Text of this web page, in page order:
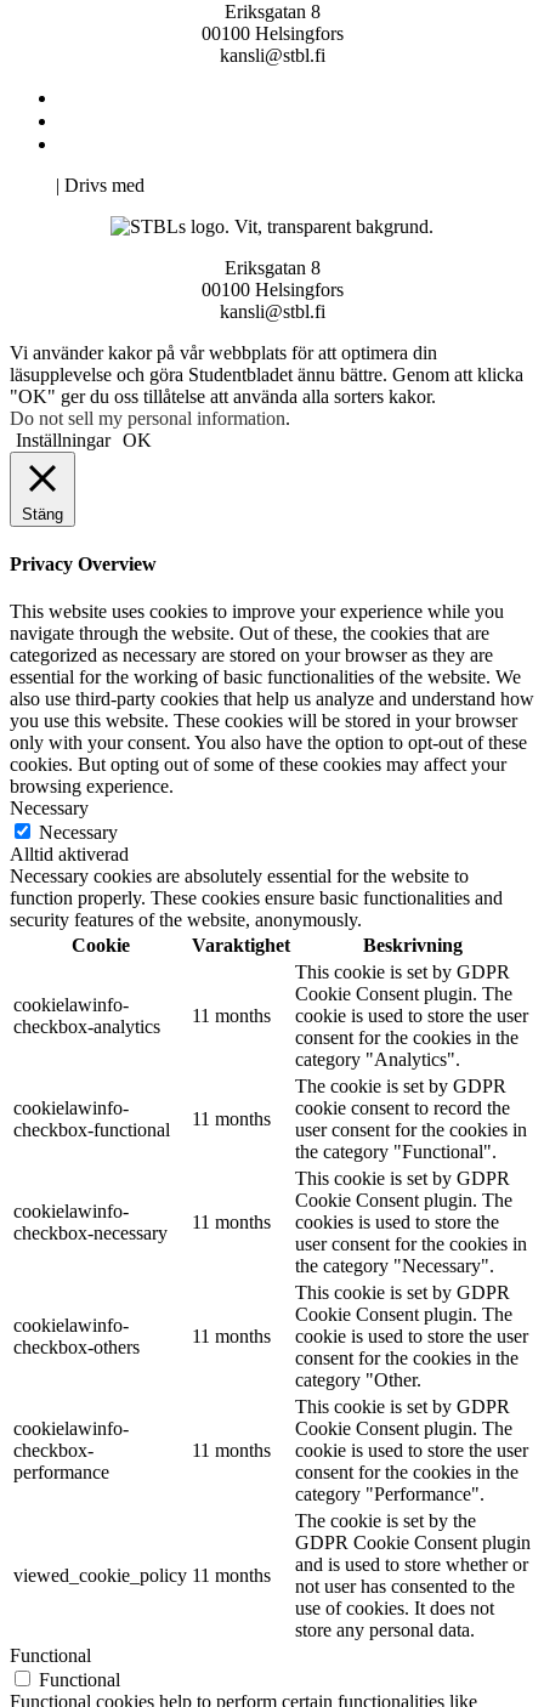
Eriksgatan 8
00100 Helsingfors
kansli@stbl.fi
| Drivs med
Eriksgatan 8
00100 Helsingfors
kansli@stbl.fi
Vi använder kakor på vår webbplats för att optimera din
läsupplevelse och göra Studentbladet ännu bättre. Genom att klicka
"OK" ger du oss tillåtelse att använda alla sorters kakor.
Do not sell my personal information.
Inställningar OK
Stäng
Privacy Overview
This website uses cookies to improve your experience while you
navigate through the website. Out of these, the cookies that are
categorized as necessary are stored on your browser as they are
essential for the working of basic functionalities of the website. We
also use third-party cookies that help us analyze and understand how
you use this website. These cookies will be stored in your browser
only with your consent. You also have the option to opt-out of these
cookies. But opting out of some of these cookies may affect your
browsing experience.
Necessary
Necessary
Alltid aktiverad
Necessary cookies are absolutely essential for the website to
function properly. These cookies ensure basic functionalities and
security features of the website, anonymously.
Cookie
Varaktighet Beskrivning
cookielawinfo-
checkbox-analytics
11 months
This cookie is set by GDPR
Cookie Consent plugin. The
cookie is used to store the user
consent for the cookies in the
category "Analytics".
cookielawinfo-
checkbox-functional
11 months
The cookie is set by GDPR
cookie consent to record the
user consent for the cookies in
the category "Functional".
cookielawinfo-
checkbox-necessary
11 months
This cookie is set by GDPR
Cookie Consent plugin. The
cookies is used to store the
user consent for the cookies in
the category "Necessary".
cookielawinfo-
checkbox-others
11 months
This cookie is set by GDPR
Cookie Consent plugin. The
cookie is used to store the user
consent for the cookies in the
category "Other.
cookielawinfo-
checkbox-
performance
11 months
This cookie is set by GDPR
Cookie Consent plugin. The
cookie is used to store the user
consent for the cookies in the
category "Performance".
viewed_cookie_policy 11 months
The cookie is set by the
GDPR Cookie Consent plugin
and is used to store whether or
not user has consented to the
use of cookies. It does not
store any personal data.
Functional
Functional
Functional cookies help to perform certain functionalities like